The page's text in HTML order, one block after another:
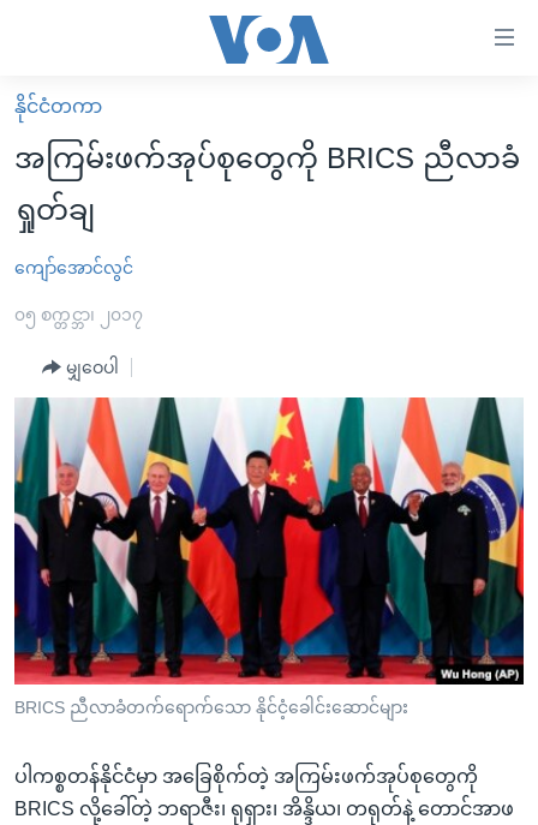
လွယ်ကူ
စေ
သည့်
Link
များ
ပင်မ
ကျော်
ကြည့်
ရန်
ပင်မ
ညွန်း
စာမျက်နှာ
သို့
ကျော်
ကြည့်
ရှာဖွေ
ရန်
မူလစာမျက်နှာ
မြန်မာ
ကမ္ဘာ့သတင်းများ
နိုင်ငံတကာ
အစ္စရေး-ပါလက်စတိုင်း
ဗွီဒီယို
အင်္ဂလိပ်စာလေ့လာမယ်
အမေရိကန်သုံးအီဒီယံ
မကြေးမုံရဲ့ အင်္ဂလိပ်စာ
ရုပ်ရှင်ထဲက အင်္ဂလိပ်စာ
သုတပဒေသာ အင်္ဂလိပ်စာ
အပတ်စဉ်ကဏ္ဍများ
ရေဒီယို
တီဗွီ
ရေဒီယိုနှင့်ရုပ်သံ အချက်အလက်များ
ရေဒီယို/တီဗွီအစီအစဉ်
Learning English
ဗွီအိုအေ လူမှုကွန်ယက်များ
ဘာသာစကားများ
နိုင်ငံတကာ
အကြမ်းဖက်အုပ်စုတွေကို BRICS ညီလာခံ
ရှုတ်ချ
ကျော်အောင်လွင်
၀၅ စက္တင္ဘာ၊ ၂၀၁၇
မျှဝေပါ
BRICS ညီလာခံတက်ရောက်သော နိုင်ငံ့ခေါင်းဆောင်များ
ပါကစ္စတန်နိုင်ငံမှာ အခြေစိုက်တဲ့ အကြမ်းဖက်အုပ်စုတွေကို
BRICS လို့ခေါ်တဲ့ ဘရာဇီး၊ ရုရှား၊ အိန္ဒိယ၊ တရုတ်နဲ့ တောင်အာဖ